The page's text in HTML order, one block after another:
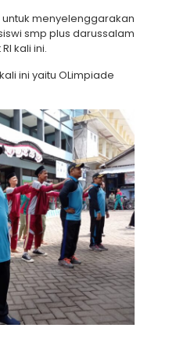
menyelenggarakan
smp plus darussalam
kali ini.
ini yaitu OLimpiade